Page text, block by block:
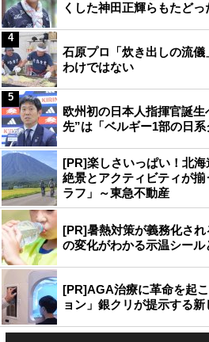
くした神田正輝らもたど
石原プロ「炊き出しの流
わけではない
4
欧州初の日本人指揮官誕
先”は「ベルギー1部の日
5
[PR]楽しさいっぱい！北
絶景とアクティビティが
ラフ」～東急不動産
[PR]暑熱対策が義務化さ
の変化がわかる示温シー
[PR]AGA治療に革命を起
ョン」銀クリが提示する